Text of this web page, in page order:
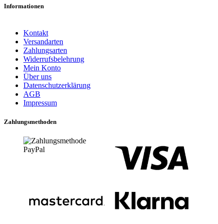
Informationen
Kontakt
Versandarten
Zahlungsarten
Widerrufsbelehrung
Mein Konto
Über uns
Datenschutzerklärung
AGB
Impressum
Zahlungsmethoden